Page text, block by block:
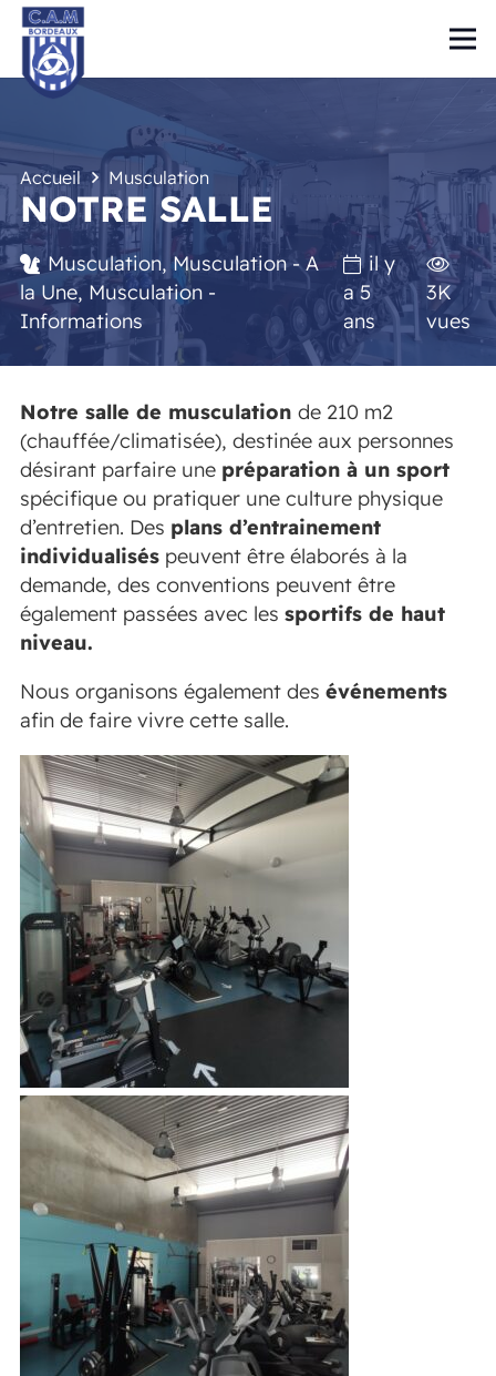
Accueil Musculation
NOTRE SALLE
Musculation,Musculation - A
la Une, Musculation -
Informations
il y
a 5
ans
3K
vues
Notre salle de musculation de 210 m2
(chauffée/climatisée), destinée aux personnes
désirant parfaire une préparation à un sport
spécifique ou pratiquer une culture physique
d’entretien. Des plans d’entrainement
individualisés peuvent être élaborés à la
demande, des conventions peuvent être
également passées avec les sportifs de haut
niveau.
Nous organisons également des événements
afin de faire vivre cette salle.